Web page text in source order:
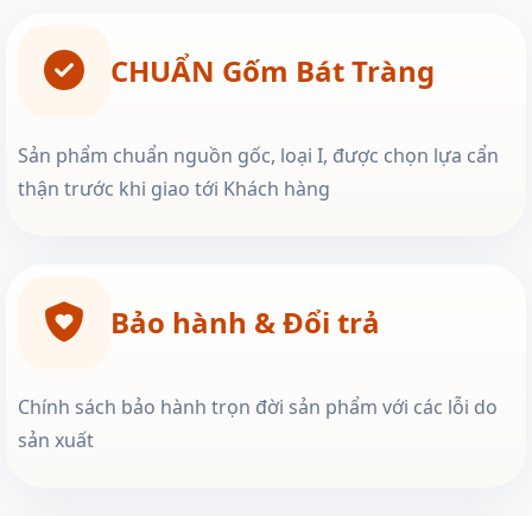
CHUẨN Gốm Bát Tràng
Sản phẩm chuẩn nguồn gốc, loại I, được chọn lựa cẩn
thận trước khi giao tới Khách hàng
Bảo hành & Đổi trả
Chính sách bảo hành trọn đời sản phẩm với các lỗi do
sản xuất